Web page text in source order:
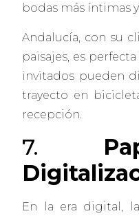
bodas más íntimas
Andalucía, con su
paisajes, es
invitados pueden
trayecto en
recepción.
7.
En la era digital,